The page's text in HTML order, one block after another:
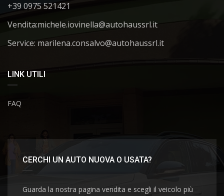
+39 0975 521421
Vendita:michele.iovinella@autohaussrl.it
Service: marilena.consalvo@autohaussrl.it
LINK UTILI
FAQ
CERCHI UN AUTO NUOVA O USATA?
Guarda la nostra pagina vendita e scegli il veicolo più